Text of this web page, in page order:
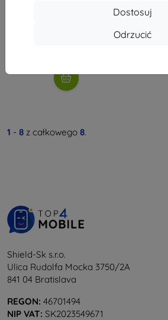
Dostosuj
Odrzucić
1 - 8 z całkowego 8.
Shield-Sk s.r.o.
Ulica Rudolfa Mocka 3750/2A
841 04 Bratislava
REGON: 46701494
NIP VAT: SK2023549671